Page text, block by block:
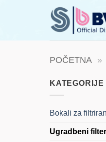
POČETNA »
KATEGORIJE
Bokali za
Ugradbeni